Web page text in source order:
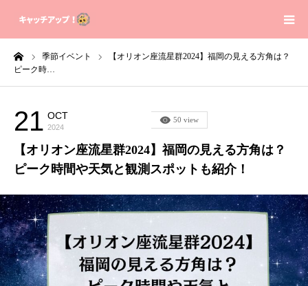
季節イベント
【オリオン座流星群2024】福岡の見える方角は？
ピーク時…
21 OCT
2024
50 view
【オリオン座流星群2024】福岡の見える方角は？
ピーク時間や天気と観測スポットも紹介！
Home
Privacy Policy
About us
芸能人の身長体重